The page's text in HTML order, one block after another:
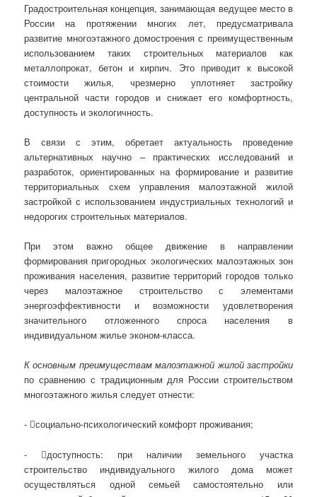
Градостроительная концепция, занимающая ведущее место в
России на протяжении многих лет, предусматривала
развитие многоэтажного домостроения с преимущественным
использованием таких строительных материалов как
металлопрокат, бетон и кирпич. Это приводит к высокой
стоимости жилья, чрезмерно уплотняет застройку
центральной части городов и снижает его комфортность,
доступность и экологичность.
В связи с этим, обретает актуальность проведение
альтернативных научно – практических исследований и
разработок, ориентированных на формирование и развитие
территориальных схем управления малоэтажной жилой
застройкой с использованием индустриальных технологий и
недорогих строительных материалов.
При этом важно общее движение в направлении
формирования пригородных экологических малоэтажных зон
проживания населения, развитие территорий городов только
через малоэтажное строительство с элементами
энергоэффективности и возможности удовлетворения
значительного отложенного спроса населения в
индивидуальном жилье эконом-класса.
К основным преимуществам малоэтажной жилой застройки
по сравнению с традиционным для России строительством
многоэтажного жилья следует отнести:
- социально-психологический комфорт проживания;
- доступность: при наличии земельного участка
строительство индивидуального жилого дома может
осуществляться одной семьей самостоятельно или